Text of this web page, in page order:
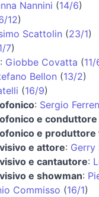
Nannini (14/6)
12)
Scattolin (23/1)
7)
: Giobbe Covatta (11/
Bellon (13/2)
(16/9)
: Sergio
e
e produttore
e attore: Gerry
e cantautore:
e showman:
Commisso (16/1)